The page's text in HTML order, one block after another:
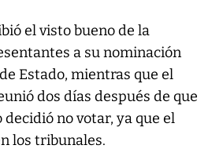
el visto bueno de la
a su nominación
Estado, mientras que el
dos días después de que
no votar, ya que el
los tribunales.